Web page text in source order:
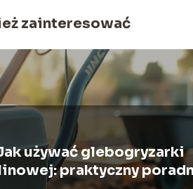
zainteresować
używać glebogryzarki
praktyczny